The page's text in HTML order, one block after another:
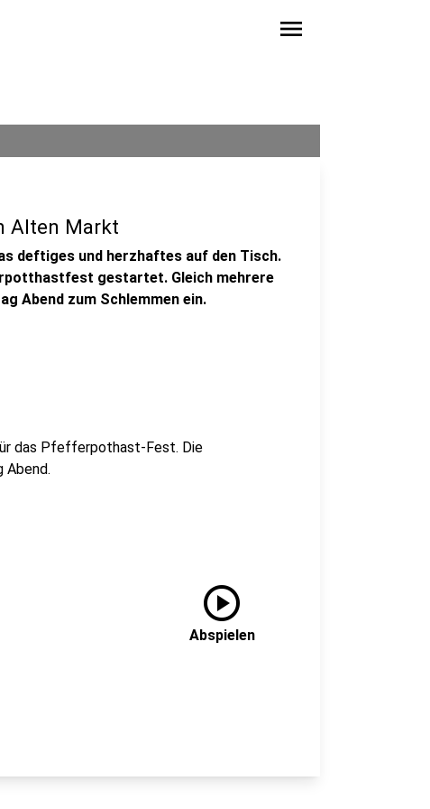
menu
Alten Markt
deftiges und herzhaftes auf den Tisch.
gestartet. Gleich mehrere
Abend zum Schlemmen ein.
das Pfefferpothast-Fest. Die
Abend.
play_circle
Abspielen